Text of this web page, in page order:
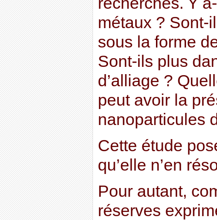
métaux ? Sont-
sous la forme
Sont-ils plus
d’alliage ?
peut avoir la
nanoparticules
Cette étude
qu’elle n’en
Pour autant,
réserves